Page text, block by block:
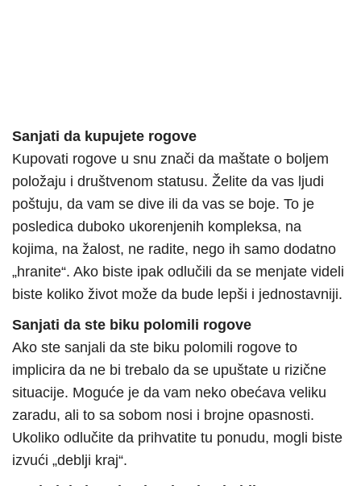
Sanjati da kupujete rogove
Kupovati rogove u snu znači da maštate o boljem
položaju i društvenom statusu. Želite da vas ljudi
poštuju, da vam se dive ili da vas se boje. To je
posledica duboko ukorenjenih kompleksa, na
kojima, na žalost, ne radite, nego ih samo dodatno
„hranite“. Ako biste ipak odlučili da se menjate videli
biste koliko život može da bude lepši i jednostavniji.
Sanjati da ste biku polomili rogove
Ako ste sanjali da ste biku polomili rogove to
implicira da ne bi trebalo da se upuštate u rizične
situacije. Moguće je da vam neko obećava veliku
zaradu, ali to sa sobom nosi i brojne opasnosti.
Ukoliko odlučite da prihvatite tu ponudu, mogli biste
izvući „deblji kraj“.